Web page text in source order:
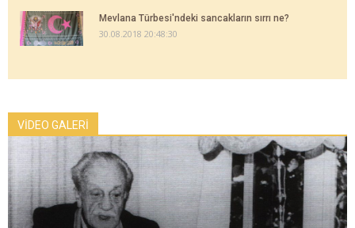
Mevlana Türbesi'ndeki sancakların sırrı ne?
30.08.2018 20:48:30
VİDEO GALERİ